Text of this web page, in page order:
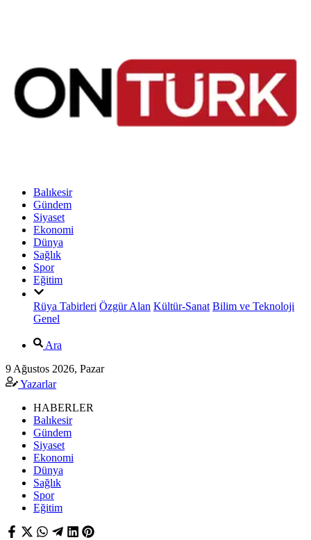
Balıkesir
Gündem
Siyaset
Ekonomi
Dünya
Sağlık
Spor
Eğitim
Rüya Tabirleri Özgür Alan Kültür-Sanat Bilim ve Teknoloji
Genel
Ara
9 Ağustos 2026, Pazar
Yazarlar
HABERLER
Balıkesir
Gündem
Siyaset
Ekonomi
Dünya
Sağlık
Spor
Eğitim